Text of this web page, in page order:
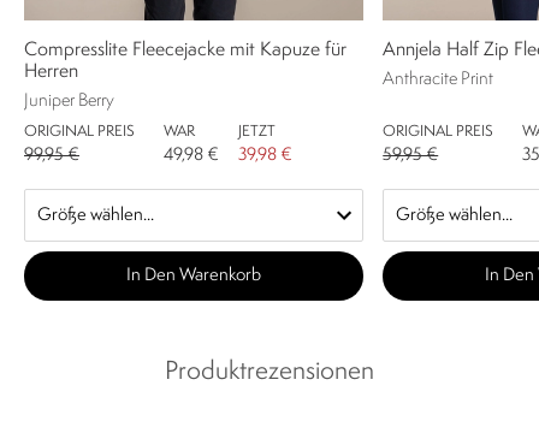
Compresslite Fleecejacke mit Kapuze für
Herren
Juniper Berry
ORIGINAL PREIS
99,95 €
WAR
49,98 €
JETZT
39,98 €
In Den Warenkorb
Annjela Half Zip
Anthracite Print
ORIGINAL PREIS
59,95 €
In
Produktrezensionen